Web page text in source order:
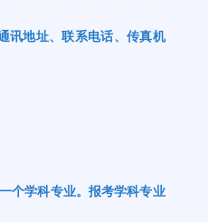
讯地址、联系电话、传真机
个学科专业。报考学科专业